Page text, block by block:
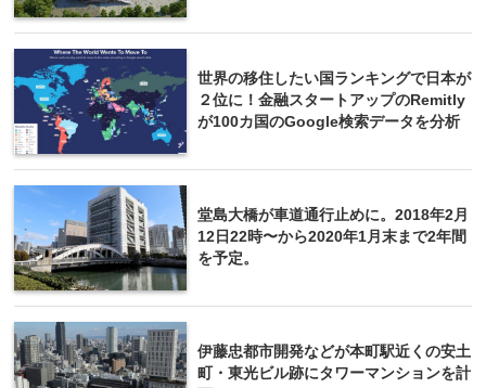
世界の移住したい国ランキングで日本が
２位に！金融スタートアップのRemitly
が100カ国のGoogle検索データを分析
堂島大橋が車道通行止めに。2018年2月
12日22時〜から2020年1月末まで2年間
を予定。
伊藤忠都市開発などが本町駅近くの安土
町・東光ビル跡にタワーマンションを計